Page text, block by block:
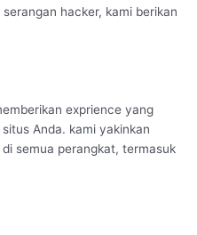
hacker, kami berikan
exprience yang
Anda. kami yakinkan
semua perangkat, termasuk